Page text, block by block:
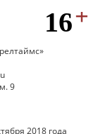
9
2018 года